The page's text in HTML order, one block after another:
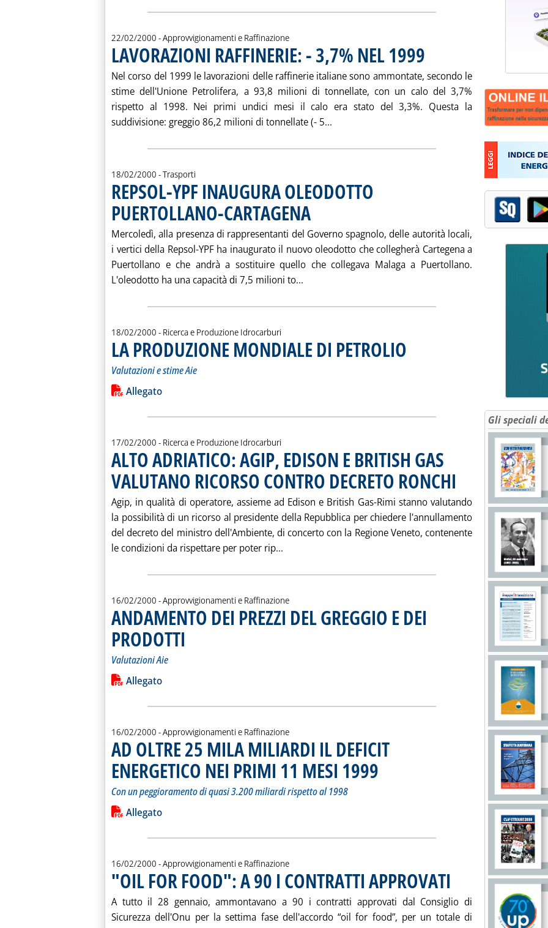
22/02/2000 - Approvvigionamenti e Raffinazione
LAVORAZIONI RAFFINERIE: - 3,7% NEL 1999 . Pubblicata martedì 22 febbraio 2000
Nel corso del 1999 le lavorazioni delle raffinerie italiane sono ammontate, secondo le
stime dell'Unione Petrolifera, a 93,8 milioni di tonnellate, con un calo del 3,7%
rispetto al 1998. Nei primi undici mesi il calo era stato del 3,3%. Questa la
suddivisione: greggio 86,2 milioni di tonnellate (- 5... Leggi tutta la notizia: 'LAVORAZIONI
18/02/2000 - Trasporti
REPSOL-YPF INAUGURA OLEODOTTO
PUERTOLLANO-CARTAGENA
Mercoledì, alla presenza di rappresentanti del Governo spagnolo, delle autorità locali,
i vertici della Repsol-YPF ha inaugurato il nuovo oleodotto che collegherà Cartegena a
Puertollano e che andrà a sostituire quello che collegava Malaga a Puertollano.
L'oleodotto ha una capacità di 7,5 milioni to... Leggi tutta la notizia: 'REPSOL-YPF INAUGURA
18/02/2000 - Ricerca e Produzione Idrocarburi
LA PRODUZIONE MONDIALE DI PETROLIO
Valutazioni e stime Aie
Leggi tutta la notizia: 'LA PRODUZIONE MONDIALE DI PETROLIO'
Lista allegati PDF alla notizia
Allegato
17/02/2000 - Ricerca e Produzione Idrocarburi
ALTO ADRIATICO: AGIP, EDISON E BRITISH GAS
VALUTANO RICORSO CONTRO DECRETO RONCHI . Pubblicata giovedì 17
Agip, in qualità di operatore, assieme ad Edison e British Gas-Rimi stanno valutando
la possibilità di un ricorso al presidente della Repubblica per chiedere l'annullamento
del decreto del ministro dell'Ambiente, di concerto con la Regione Veneto, contenente
le condizioni da rispettare per poter rip... Leggi tutta la notizia: 'ALTO ADRIATICO: AGIP, EDISON E
16/02/2000 - Approvvigionamenti e Raffinazione
ANDAMENTO DEI PREZZI DEL GREGGIO E DEI
PRODOTTI
Valutazioni Aie
Leggi tutta la notizia: 'ANDAMENTO DEI PREZZI DEL GREGGIO E DEI PRODOTTI'
Lista allegati PDF alla notizia
Allegato
16/02/2000 - Approvvigionamenti e Raffinazione
AD OLTRE 25 MILA MILIARDI IL DEFICIT
ENERGETICO NEI PRIMI 11 MESI 1999 . Sottotitolo: Con un peggioramento di quasi 3.200
. Pubblicata mercoledì 16 febbraio 2000 alle 12.28.
Con un peggioramento di quasi 3.200 miliardi rispetto al 1998
Leggi tutta la notizia: 'AD OLTRE 25 MILA MILIARDI IL DEFICIT ENERGETICO NEI PRIMI 11 MESI 1999'
Lista allegati PDF alla notizia
Allegato
16/02/2000 - Approvvigionamenti e Raffinazione
"OIL FOR FOOD": A 90 I CONTRATTI APPROVATI . Pubblicata mercoledì 16
A tutto il 28 gennaio, ammontavano a 90 i contratti approvati dal Consiglio di
Sicurezza dell'Onu per la settima fase dell'accordo “oil for food”, per un totale di
Gli speciali